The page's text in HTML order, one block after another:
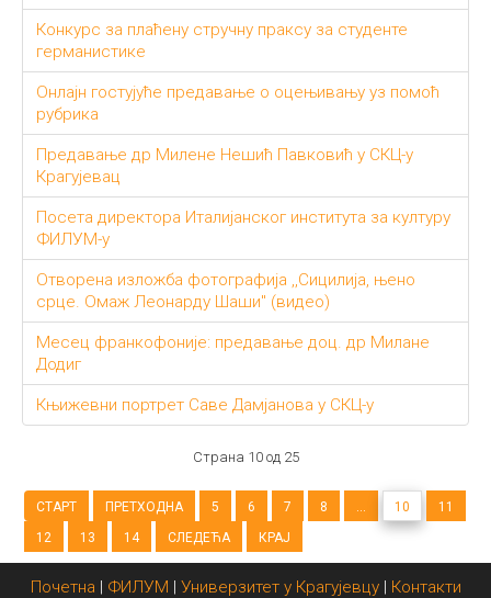
Конкурс за плаћену стручну праксу за студенте
германистикe
Онлајн гостујуће предавање о оцењивању уз помоћ
рубрика
Предавање др Милене Нешић Павковић у СКЦ-у
Крагујевац
Посета директора Италијанског института за културу
ФИЛУМ-у
Отворена изложба фотографија ,,Сицилија, њено
срце. Омаж Леонарду Шаши" (видео)
Месец франкофоније: предавање доц. др Милане
Додиг
Књижевни портрет Саве Дамјанова у СКЦ-у
Страна 10 од 25
СТАРТ ПРЕТХОДНА 5 6 7 8 10
11
12
13 14 СЛЕДЕЋА КРАЈ
Почетна | ФИЛУМ | Универзитет у Крагујевцу| Контакти